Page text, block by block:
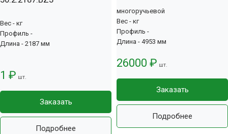
Вес - кг
Профиль -
Длина - 2187 мм
1 ₽ шт.
Заказать
Подробнее
многоручьевой
Вес - кг
Профиль -
Длина - 4953 мм
26000 ₽ шт.
Заказать
Подробнее